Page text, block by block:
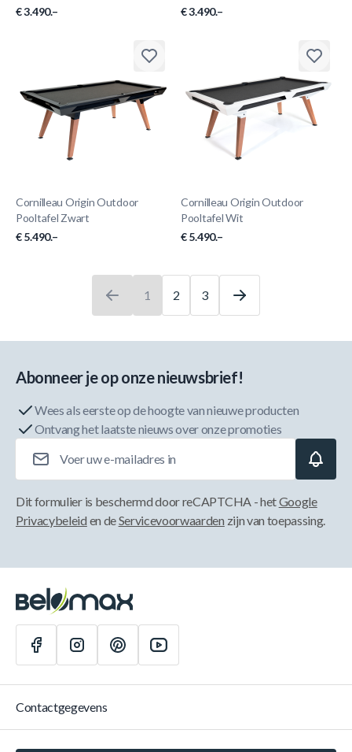
€ 3.490.–
€ 3.490.–
Cornilleau Origin Outdoor
Pooltafel Zwart
€ 5.490.–
Cornilleau Origin Outdoor
Pooltafel Wit
€ 5.490.–
U leest momenteel pagina
1
Pagina
2
Pagina
3
Abonneer je op onze nieuwsbrief!
Wees als eerste op de hoogte van nieuwe producten
Ontvang het laatste nieuws over onze promoties
Dit formulier is beschermd door reCAPTCHA - hetGoogle
Privacybeleid en deServicevoorwaarden zijn van toepassing.
Contactgegevens